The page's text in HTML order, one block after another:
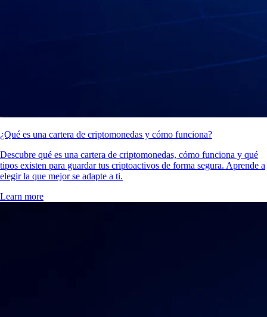
¿Qué es una cartera de criptomonedas y cómo funciona?
Descubre qué es una cartera de criptomonedas, cómo funciona y qué
tipos existen para guardar tus criptoactivos de forma segura. Aprende a
elegir la que mejor se adapte a ti.
Learn more